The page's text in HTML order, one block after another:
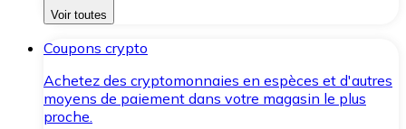
Voir toutes
Coupons crypto
Achetez des cryptomonnaies en espèces et d'autres
moyens de paiement dans votre magasin le plus
proche.